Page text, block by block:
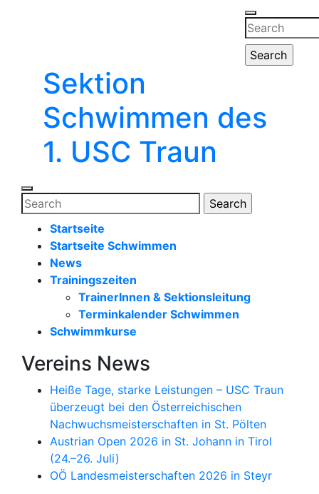
Menü
öffnen
Search
for:
Sektion
Schwimmen des
1. USC Traun
Menü
öffnen
Search
for:
Startseite
Startseite Schwimmen
News
Trainingszeiten
TrainerInnen & Sektionsleitung
Terminkalender Schwimmen
Schwimmkurse
Menü
Vereins News
Heiße Tage, starke Leistungen – USC Traun
überzeugt bei den Österreichischen
Nachwuchsmeisterschaften in St. Pölten
Austrian Open 2026 in St. Johann in Tirol
(24.–26. Juli)
OÖ Landesmeisterschaften 2026 in Steyr